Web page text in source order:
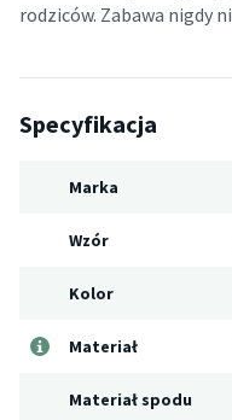
rodziców. Zabawa nigdy
Specyfikacja
Marka
Wzór
Kolor
Materiał
Materiał spodu